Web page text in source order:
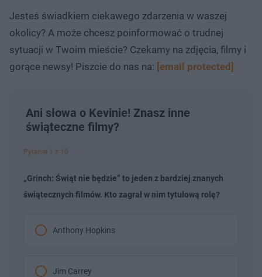
Jesteś świadkiem ciekawego zdarzenia w waszej
okolicy? A może chcesz poinformować o trudnej
sytuacji w Twoim mieście? Czekamy na zdjęcia, filmy i
gorące newsy! Piszcie do nas na: [email protected]
Ani słowa o Kevinie! Znasz inne
świąteczne filmy?
Pytanie 1 z 10
„Grinch: Świąt nie będzie” to jeden z bardziej znanych
świątecznych filmów. Kto zagrał w nim tytułową rolę?
Anthony Hopkins
Jim Carrey